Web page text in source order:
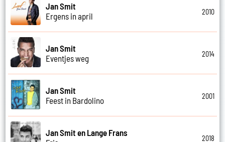
Jan Smit
Ergens in april
2010
Jan Smit
Eventjes weg
2014
Jan Smit
Feest in Bardolino
2001
Jan Smit en Lange Frans
2018